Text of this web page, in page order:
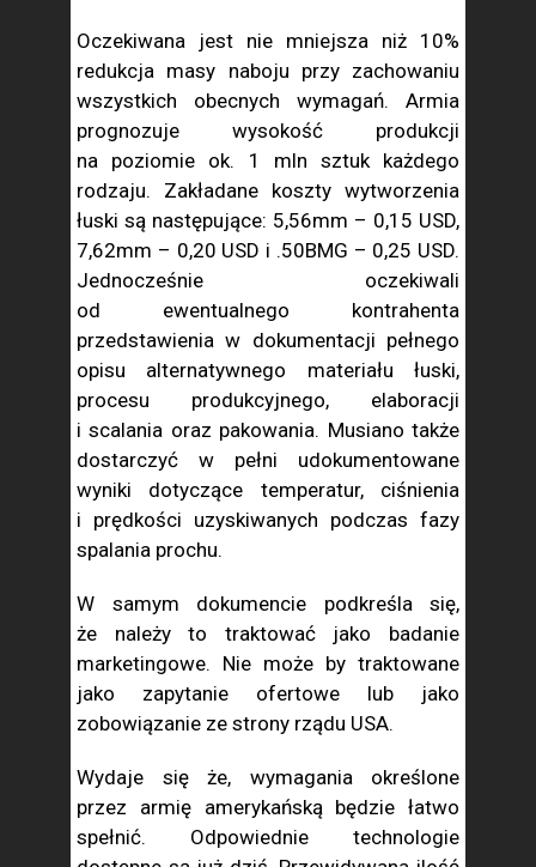
Oczekiwana jest nie mniejsza niż 10%
redukcja masy naboju przy zachowaniu
wszystkich obecnych wymagań. Armia
prognozuje wysokość produkcji
na poziomie ok. 1 mln sztuk każdego
rodzaju. Zakładane koszty wytworzenia
łuski są następujące: 5,56mm – 0,15 USD,
7,62mm – 0,20 USD i .50BMG – 0,25 USD.
Jednocześnie oczekiwali
od ewentualnego kontrahenta
przedstawienia w dokumentacji pełnego
opisu alternatywnego materiału łuski,
procesu produkcyjnego, elaboracji
i scalania oraz pakowania. Musiano także
dostarczyć w pełni udokumentowane
wyniki dotyczące temperatur, ciśnienia
i prędkości uzyskiwanych podczas fazy
spalania prochu.
W samym dokumencie podkreśla się,
że należy to traktować jako badanie
marketingowe. Nie może by traktowane
jako zapytanie ofertowe lub jako
zobowiązanie ze strony rządu USA.
Wydaje się że, wymagania określone
przez armię amerykańską będzie łatwo
spełnić. Odpowiednie technologie